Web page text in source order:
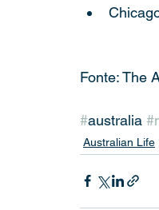
Fonte: The
#australia
Australian Life